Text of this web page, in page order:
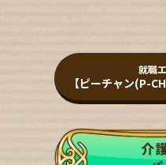
就職
【ピーチャン(P-